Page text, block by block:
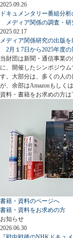
2025.09.26
ドキュメンタリー番組分
メディア関係の調査・研
2025.02.17
メディア関係研究の出版
2月１7日から2025年度
当財団は新聞・通信事業
に、開催したシンポジウ
す。大部分は、多くの人
が、余部はAmazonもしく
資料・書籍をお求めの方
書籍・資料のページへ
書籍・資料をお求めの方
お知らせ
2026.06.30